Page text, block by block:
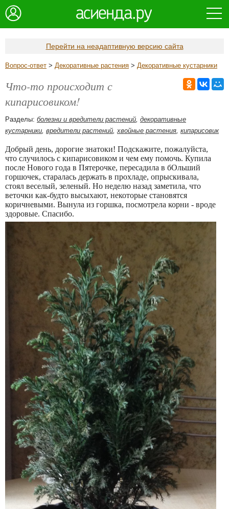
Перейти на неадаптивную версию сайта
Вопрос-ответ > Декоративные растения > Декоративные кустарники
Что-то происходит с
кипарисовиком!
Разделы: болезни и вредители растений, декоративные
кустарники, вредители растений,хвойные растения, кипарисовик
Добрый день, дорогие знатоки! Подскажите, пожалуйста,
что случилось с кипарисовиком и чем ему помочь. Купила
после Нового года в Пятерочке, пересадила в бОльший
горшочек, старалась держать в прохладе, опрыскивала,
стоял веселый, зеленый. Но неделю назад заметила, что
веточки как-будто высыхают, некоторые становятся
коричневыми. Вынула из горшка, посмотрела корни - вроде
здоровые. Спасибо.